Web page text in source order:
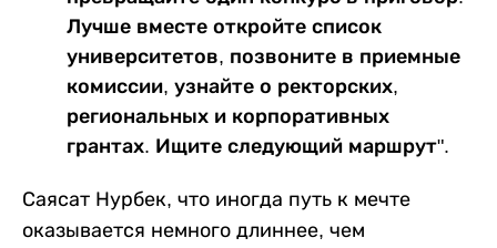
Лучше вместе откройте список
университетов, позвоните в приемные
комиссии, узнайте о ректорских,
региональных и корпоративных
грантах. Ищите следующий маршрут".
Саясат Нурбек, что иногда путь к мечте
оказывается немного длиннее, чем